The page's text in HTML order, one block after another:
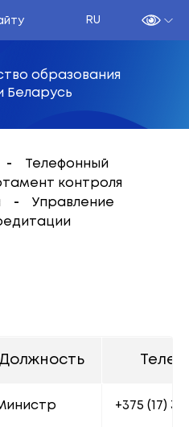
RU
образования
Беларусь
Телефонный
контроля
Управление
Должность
+375 (17)